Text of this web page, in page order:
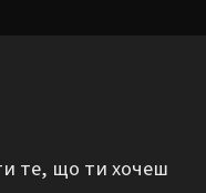
те, що ти хочеш